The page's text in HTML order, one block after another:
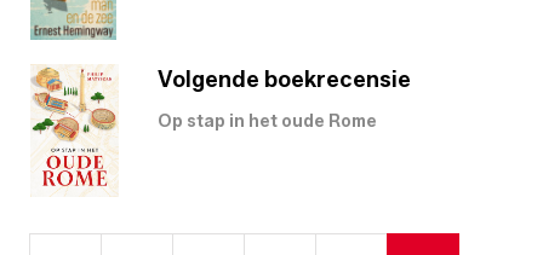
Volgende boekrecensie
Op stap in het oude Rome